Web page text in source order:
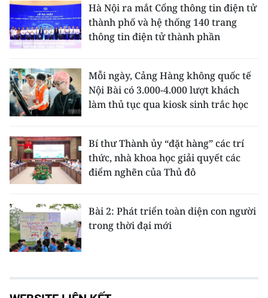
Hà Nội ra mắt Cổng thông tin điện tử
thành phố và hệ thống 140 trang
thông tin điện tử thành phần
Mỗi ngày, Cảng Hàng không quốc tế
Nội Bài có 3.000-4.000 lượt khách
làm thủ tục qua kiosk sinh trắc học
Bí thư Thành ủy “đặt hàng” các trí
thức, nhà khoa học giải quyết các
điểm nghẽn của Thủ đô
Bài 2: Phát triển toàn diện con người
trong thời đại mới